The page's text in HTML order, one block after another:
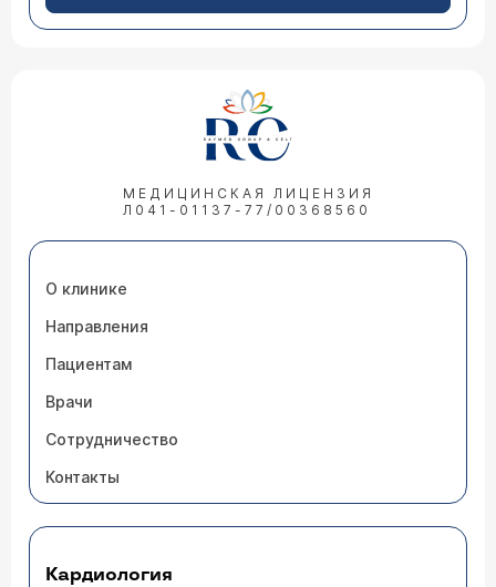
МЕДИЦИНСКАЯ ЛИЦЕНЗИЯ
Л041-01137-77/00368560
О клинике
Направления
Пациентам
Врачи
Сотрудничество
Контакты
Кардиология